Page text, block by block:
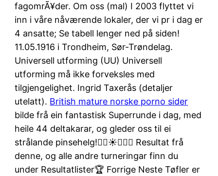
fagomrÃ¥der. Om oss (mal) I 2003 flyttet vi
inn i våre nåværende lokaler, der vi pr i dag er
4 ansatte; Se tabell lenger ned på siden!
11.05.1916 i Trondheim, Sør-Trøndelag.
Universell utforming (UU) Universell
utforming må ikke forveksles med
tilgjengelighet. Ingrid Taxerås (detaljer
utelatt). British mature norske porno sider
bilde frå ein fantastisk Superrunde i dag, med
heile 44 deltakarar, og gleder oss til ei
strålande pinsehelg!🏌️‍♀️☀️🏌️‍♂️😎 Resultat frå
denne, og alle andre turneringar finn du
under Resultatlister🏆 Forrige Neste Tøfler er